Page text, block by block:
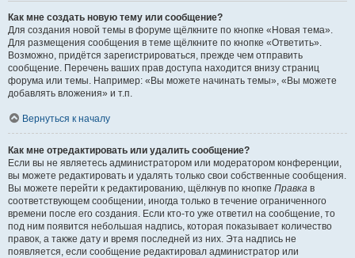
Как мне создать новую тему или сообщение?
Для создания новой темы в форуме щёлкните по кнопке «Новая тема».
Для размещения сообщения в теме щёлкните по кнопке «Ответить».
Возможно, придётся зарегистрироваться, прежде чем отправить
сообщение. Перечень ваших прав доступа находится внизу страниц
форума или темы. Например: «Вы можете начинать темы», «Вы можете
добавлять вложения» и т.п.
Вернуться к началу
Как мне отредактировать или удалить сообщение?
Если вы не являетесь администратором или модератором конференции,
вы можете редактировать и удалять только свои собственные сообщения.
Вы можете перейти к редактированию, щёлкнув по кнопке Правка в
соответствующем сообщении, иногда только в течение ограниченного
времени после его создания. Если кто-то уже ответил на сообщение, то
под ним появится небольшая надпись, которая показывает количество
правок, а также дату и время последней из них. Эта надпись не
появляется, если сообщение редактировал администратор или